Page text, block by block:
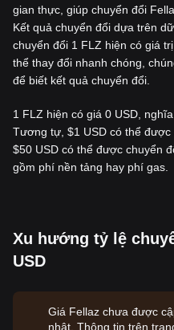
gian thực, giúp chuyển đổi
Kết quả chuyển đổi dựa trên
chuyển đổi 1 FLZ hiện có giá
thể thay đổi nhanh chóng,
để biết kết quả chuyển đổi.
1 FLZ hiện có giá 0 USD,
Tương tự, $1 USD có thể
$50 USD có thể được chuyển
gồm phí nền tảng hay phí gas.
Xu hướng tỷ lệ
USD
Giá Fellaz chưa được
nhật. Thông tin trên